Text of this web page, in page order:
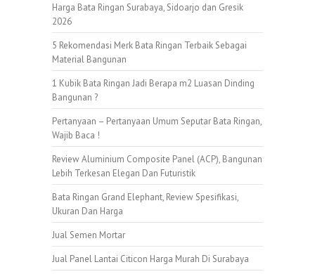
Harga Bata Ringan Surabaya, Sidoarjo dan Gresik
2026
5 Rekomendasi Merk Bata Ringan Terbaik Sebagai
Material Bangunan
1 Kubik Bata Ringan Jadi Berapa m2 Luasan Dinding
Bangunan ?
Pertanyaan – Pertanyaan Umum Seputar Bata Ringan,
Wajib Baca !
Review Aluminium Composite Panel (ACP), Bangunan
Lebih Terkesan Elegan Dan Futuristik
Bata Ringan Grand Elephant, Review Spesifikasi,
Ukuran Dan Harga
Jual Semen Mortar
Jual Panel Lantai Citicon Harga Murah Di Surabaya